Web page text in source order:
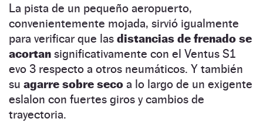
La pista de un pequeño aeropuerto,
convenientemente mojada, sirvió igualmente
para verificar que las distancias de frenado se
acortan significativamente con el Ventus S1
evo 3 respecto a otros neumáticos. Y también
su agarre sobre seco a lo largo de un exigente
eslalon con fuertes giros y cambios de
trayectoria.